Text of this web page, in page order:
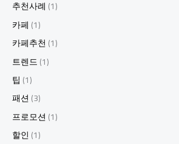
험
을
찾
아
서
10.
강
남
이
퍼
추천사례 (1)
카페 (1)
카페추천(1)
트렌드(1)
팁 (1)
패션(3)
프로모션(1)
할인(1)